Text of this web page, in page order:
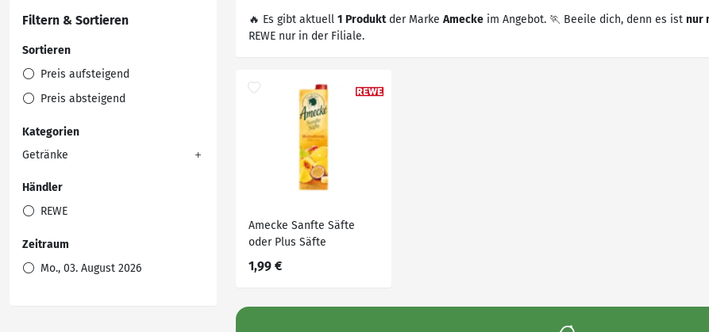
Filtern & Sortieren
Sortieren
Preis aufsteigend
Preis absteigend
Kategorien
Getränke
Händler
REWE
Zeitraum
Mo., 03. August 2026
🔥 Es gibt aktuell 1 Produktder Marke Amecke im Angebot. 🏃 Beeile dich, denn es ist nur
REWE nur in der Filiale.
Amecke Sanfte Säfte
oder Plus Säfte
1,99 €